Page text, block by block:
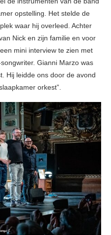
opstelling. Het stelde de
waar hij overleed. Achter
Nick en zijn familie en voor
mini interview te zien met
Gianni Marzo was
Hij leidde ons door de avond
orkest”.